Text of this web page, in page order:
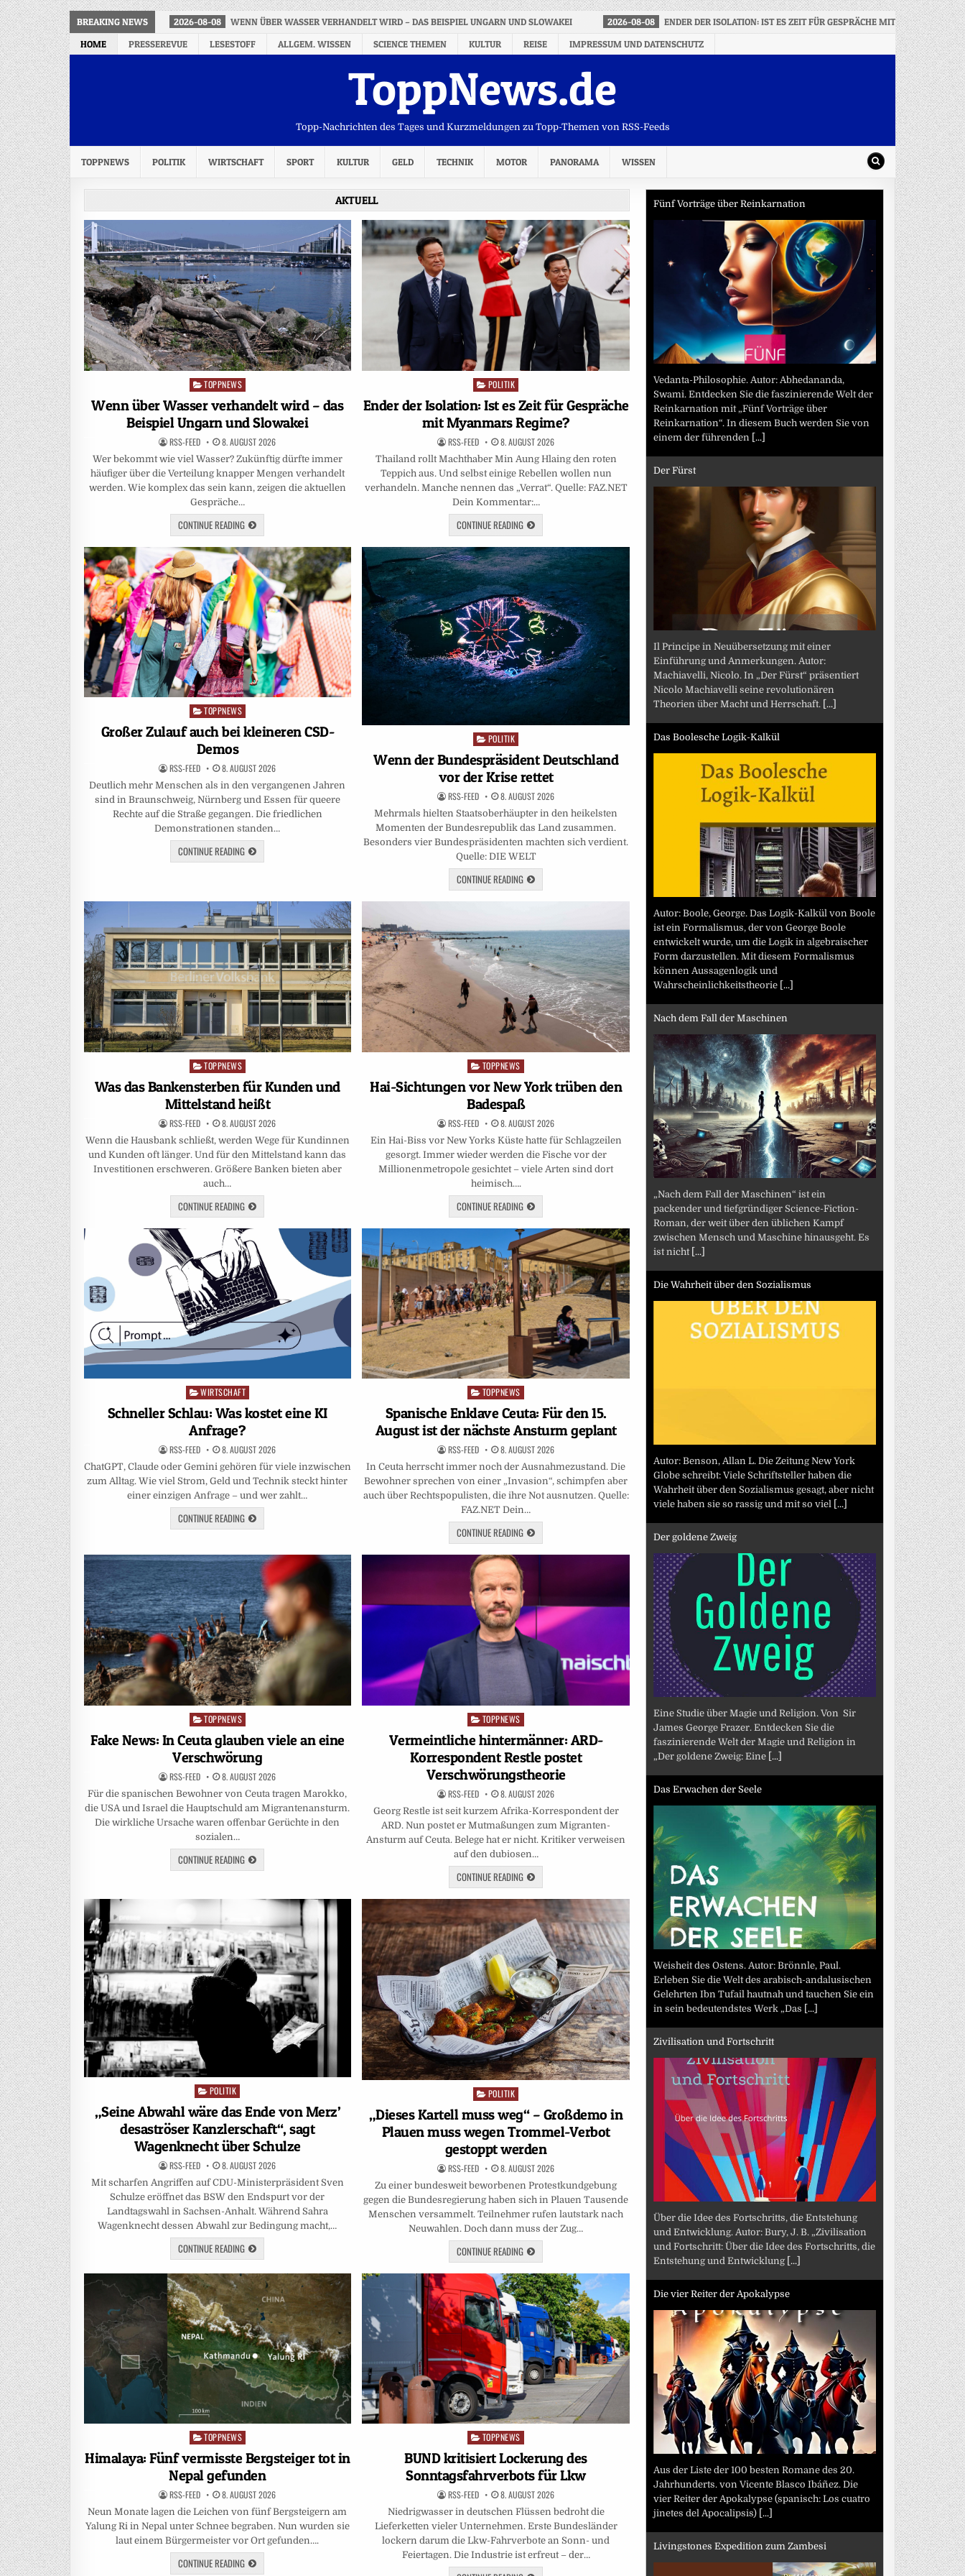
BREAKING NEWS 2026-08-08 WENN ÜBER WASSER VERHANDELT WIRD – DAS BEISPIEL UNGARN UND SLOWAKEI 2026-08-08
ENDER DER ISOLATION: IST ES ZEIT FÜR GESPRÄCHE MIT MYANMARS
HOME
PRESSEREVUE LESESTOFF ALLGEM. WISSEN SCIENCE THEMEN KULTUR REISE IMPRESSUM UND DATENSCHUTZ
ToppNews.de
Topp-Nachrichten des Tages und Kurzmeldungen zu Topp-Themen von RSS-Feeds
TOPPNEWS POLITIK WIRTSCHAFT SPORT KULTUR GELD TECHNIK MOTOR PANORAMA WISSEN
AKTUELL
Posted
TOPPNEWS
Wenn über Wasser verhandelt wird – das
Beispiel Ungarn und Slowakei
RSS-FEED 8. AUGUST 2026
Wer bekommt wie viel Wasser? Zukünftig dürfte immer
häufiger über die Verteilung knapper Mengen verhandelt
werden. Wie komplex das sein kann, zeigen die aktuellen
Gespräche…
CONTINUE READING
Posted
POLITIK
Ender der Isolation: Ist es Zeit für Gespräche
mit Myanmars Regime?
RSS-FEED 8. AUGUST 2026
Thailand rollt Machthaber Min Aung Hlaing den roten
Teppich aus. Und selbst einige Rebellen wollen nun
verhandeln. Manche nennen das „Verrat“. Quelle: FAZ.NET
Dein Kommentar:…
CONTINUE READING
Posted
TOPPNEWS
Großer Zulauf auch bei kleineren CSD-
Demos
RSS-FEED 8. AUGUST 2026
Deutlich mehr Menschen als in den vergangenen Jahren
sind in Braunschweig, Nürnberg und Essen für queere
Rechte auf die Straße gegangen. Die friedlichen
Demonstrationen standen…
CONTINUE READING
Posted
POLITIK
Wenn der Bundespräsident Deutschland
vor der Krise rettet
RSS-FEED 8. AUGUST 2026
Mehrmals hielten Staatsoberhäupter in den heikelsten
Momenten der Bundesrepublik das Land zusammen.
Besonders vier Bundespräsidenten machten sich verdient.
Quelle: DIE WELT
CONTINUE READING
Posted
TOPPNEWS
Was das Bankensterben für Kunden und
Mittelstand heißt
RSS-FEED 8. AUGUST 2026
Wenn die Hausbank schließt, werden Wege für Kundinnen
und Kunden oft länger. Und für den Mittelstand kann das
Investitionen erschweren. Größere Banken bieten aber
auch…
CONTINUE READING
Posted
TOPPNEWS
Hai-Sichtungen vor New York trüben den
Badespaß
RSS-FEED 8. AUGUST 2026
Ein Hai-Biss vor New Yorks Küste hatte für Schlagzeilen
gesorgt. Immer wieder werden die Fische vor der
Millionenmetropole gesichtet – viele Arten sind dort
heimisch….
CONTINUE READING
Posted
in
WIRTSCHAFT
Schneller Schlau: Was kostet eine KI
Anfrage?
RSS-FEED 8. AUGUST 2026
ChatGPT, Claude oder Gemini gehören für viele inzwischen
zum Alltag. Wie viel Strom, Geld und Technik steckt hinter
einer einzigen Anfrage – und wer zahlt…
CONTINUE READING
Posted
in
TOPPNEWS
Spanische Enklave Ceuta: Für den 15.
August ist der nächste Ansturm geplant
RSS-FEED 8. AUGUST 2026
In Ceuta herrscht immer noch der Ausnahmezustand. Die
Bewohner sprechen von einer „Invasion“, schimpfen aber
auch über Rechtspopulisten, die ihre Not ausnutzen. Quelle:
FAZ.NET Dein…
CONTINUE READING
Posted
TOPPNEWS
Fake News: In Ceuta glauben viele an eine
Verschwörung
RSS-FEED 8. AUGUST 2026
Für die spanischen Bewohner von Ceuta tragen Marokko,
die USA und Israel die Hauptschuld am Migrantenansturm.
Die wirkliche Ursache waren offenbar Gerüchte in den
sozialen…
CONTINUE READING
Posted
TOPPNEWS
Vermeintliche hintermänner: ARD-
Korrespondent Restle postet
Verschwörungstheorie
RSS-FEED 8. AUGUST 2026
Georg Restle ist seit kurzem Afrika-Korrespondent der
ARD. Nun postet er Mutmaßungen zum Migranten-
Ansturm auf Ceuta. Belege hat er nicht. Kritiker verweisen
auf den dubiosen…
CONTINUE READING
Posted
in
POLITIK
„Seine Abwahl wäre das Ende von Merz’
desaströser Kanzlerschaft“, sagt
Wagenknecht über Schulze
RSS-FEED 8. AUGUST 2026
Mit scharfen Angriffen auf CDU-Ministerpräsident Sven
Schulze eröffnet das BSW den Endspurt vor der
Landtagswahl in Sachsen-Anhalt. Während Sahra
Wagenknecht dessen Abwahl zur Bedingung macht,…
CONTINUE READING
Posted
POLITIK
„Dieses Kartell muss weg“ – Großdemo in
Plauen muss wegen Trommel-Verbot
gestoppt werden
RSS-FEED 8. AUGUST 2026
Zu einer bundesweit beworbenen Protestkundgebung
gegen die Bundesregierung haben sich in Plauen Tausende
Menschen versammelt. Teilnehmer rufen lautstark nach
Neuwahlen. Doch dann muss der Zug…
CONTINUE READING
Posted
TOPPNEWS
Himalaya: Fünf vermisste Bergsteiger tot in
Nepal gefunden
RSS-FEED 8. AUGUST 2026
Neun Monate lagen die Leichen von fünf Bergsteigern am
Yalung Ri in Nepal unter Schnee begraben. Nun wurden sie
laut einem Bürgermeister vor Ort gefunden….
CONTINUE READING
Posted
in
TOPPNEWS
BUND kritisiert Lockerung des
Sonntagsfahrverbots für Lkw
RSS-FEED 8. AUGUST 2026
Niedrigwasser in deutschen Flüssen bedroht die
Lieferketten vieler Unternehmen. Erste Bundesländer
lockern darum die Lkw-Fahrverbote an Sonn- und
Feiertagen. Die Industrie ist erfreut – der…
Fünf Vorträge über Reinkarnation
Vedanta-Philosophie. Autor: Abhedananda,
Swami. Entdecken Sie die faszinierende Welt der
Reinkarnation mit „Fünf Vorträge über
Reinkarnation“. In diesem Buch werden Sie von
einem der führenden [...]
Der Fürst
Il Principe in Neuübersetzung mit einer
Einführung und Anmerkungen. Autor:
Machiavelli, Nicolo. In „Der Fürst“ präsentiert
Nicolo Machiavelli seine revolutionären
Theorien über Macht und Herrschaft. [...]
Das Boolesche Logik-Kalkül
Autor: Boole, George. Das Logik-Kalkül von Boole
ist ein Formalismus, der von George Boole
entwickelt wurde, um die Logik in algebraischer
Form darzustellen. Mit diesem Formalismus
können Aussagenlogik und
Wahrscheinlichkeitstheorie [...]
Nach dem Fall der Maschinen
„Nach dem Fall der Maschinen“ ist ein
packender und tiefgründiger Science-Fiction-
Roman, der weit über den üblichen Kampf
zwischen Mensch und Maschine hinausgeht. Es
ist nicht [...]
Die Wahrheit über den Sozialismus
Autor: Benson, Allan L. Die Zeitung New York
Globe schreibt: Viele Schriftsteller haben die
Wahrheit über den Sozialismus gesagt, aber nicht
viele haben sie so rassig und mit so viel [...]
Der goldene Zweig
Eine Studie über Magie und Religion. Von Sir
James George Frazer. Entdecken Sie die
faszinierende Welt der Magie und Religion in
„Der goldene Zweig: Eine [...]
Das Erwachen der Seele
Weisheit des Ostens. Autor: Brönnle, Paul.
Erleben Sie die Welt des arabisch-andalusischen
Gelehrten Ibn Tufail hautnah und tauchen Sie ein
in sein bedeutendstes Werk „Das [...]
Zivilisation und Fortschritt
Über die Idee des Fortschritts, die Entstehung
und Entwicklung. Autor: Bury, J. B. „Zivilisation
und Fortschritt: Über die Idee des Fortschritts, die
Entstehung und Entwicklung [...]
Die vier Reiter der Apokalypse
Aus der Liste der 100 besten Romane des 20.
Jahrhunderts. von Vicente Blasco Ibáñez. Die
vier Reiter der Apokalypse (spanisch: Los cuatro
jinetes del Apocalipsis) [...]
Livingstones Expedition zum Zambesi